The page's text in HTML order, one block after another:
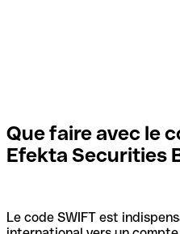
Que faire avec le
Efekta Securities
Le code SWIFT est